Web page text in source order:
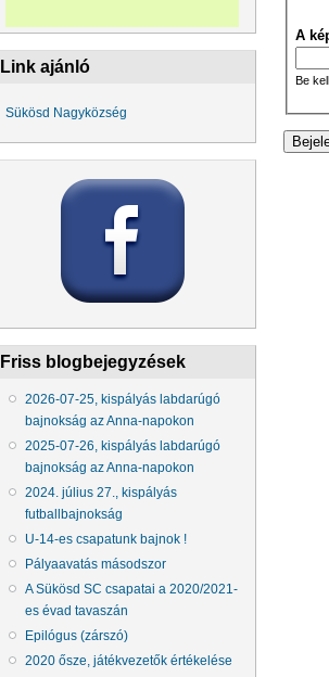
Link ajánló
Sükösd Nagyközség
Friss blogbejegyzések
2026-07-25, kispályás labdarúgó
bajnokság az Anna-napokon
2025-07-26, kispályás labdarúgó
bajnokság az Anna-napokon
2024. július 27., kispályás
futballbajnokság
U-14-es csapatunk bajnok !
Pályaavatás másodszor
A Sükösd SC csapatai a 2020/2021-
es évad tavaszán
Epilógus (zárszó)
2020 ősze, játékvezetők értékelése
A
Be